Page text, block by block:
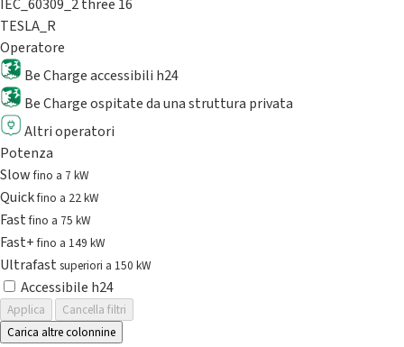
IEC_60309_2 three 16
TESLA_R
Operatore
Be Charge accessibili h24
Be Charge ospitate da una struttura privata
Altri operatori
Potenza
Slowfino a 7 kW
Quickfino a 22 kW
Fastfino a 75 kW
Fast+fino a 149 kW
Ultrafast superiori a 150 kW
Accessibile h24
Applica
Cancella filtri
Carica altre colonnine